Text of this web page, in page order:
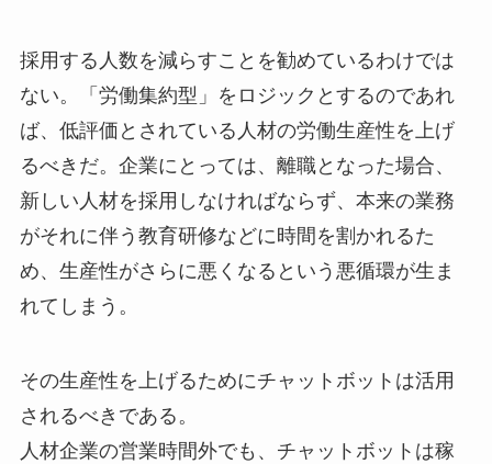
採用する人数を減らすことを勧めているわけでは
ない。「労働集約型」をロジックとするのであれ
ば、低評価とされている人材の労働生産性を上げ
るべきだ。企業にとっては、離職となった場合、
新しい人材を採用しなければならず、本来の業務
がそれに伴う教育研修などに時間を割かれるた
め、生産性がさらに悪くなるという悪循環が生ま
れてしまう。
その生産性を上げるためにチャットボットは活用
されるべきである。
人材企業の営業時間外でも、チャットボットは稼